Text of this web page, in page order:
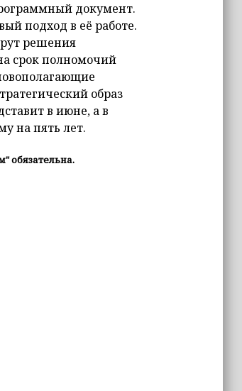
документ.
подход в её работе.
решения
срок полномочий
образ
в июне, а в
на пять лет.
обязательна.